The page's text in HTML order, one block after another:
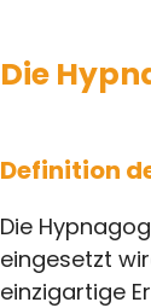
Die
Definition
Die
eingesetzt
einzigartige